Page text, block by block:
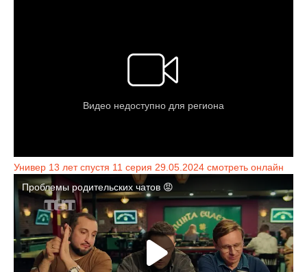
Универ 13 лет спустя 11 серия 29.05.2024 смотреть онлайн